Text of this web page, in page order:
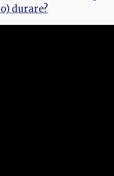
durare?